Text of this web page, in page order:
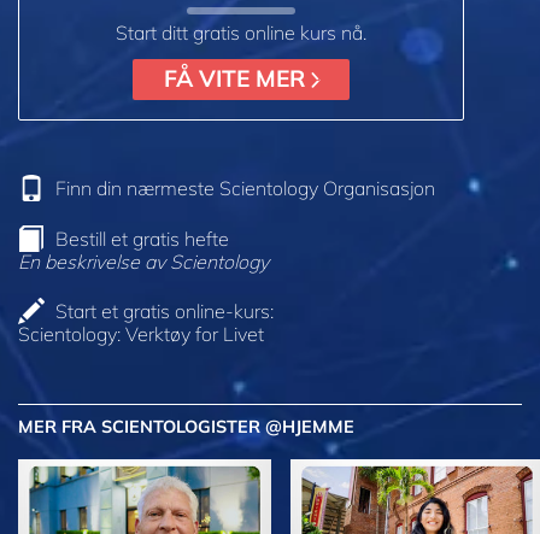
Start ditt gratis online kurs nå.
FÅ VITE MER
Finn din nærmeste Scientology Organisasjon
Bestill et gratis hefte
En beskrivelse av Scientology
Start et gratis online-kurs:
Scientology: Verktøy for Livet
MER FRA SCIENTOLOGISTER @HJEMME